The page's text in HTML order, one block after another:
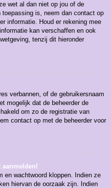
wet al dan niet op jou of de
is, neem dan contact op
informatie. Houd er rekening mee
kan verschaffen en ook
tenzij dit hieronder
verbannen, of de gebruikersnaam
mogelijk dat de beheerder de
om zo de registratie van
contact op met de beheerder voor
aanmelden!
en wachtwoord kloppen. Indien ze
hiervan de oorzaak zijn. Indien